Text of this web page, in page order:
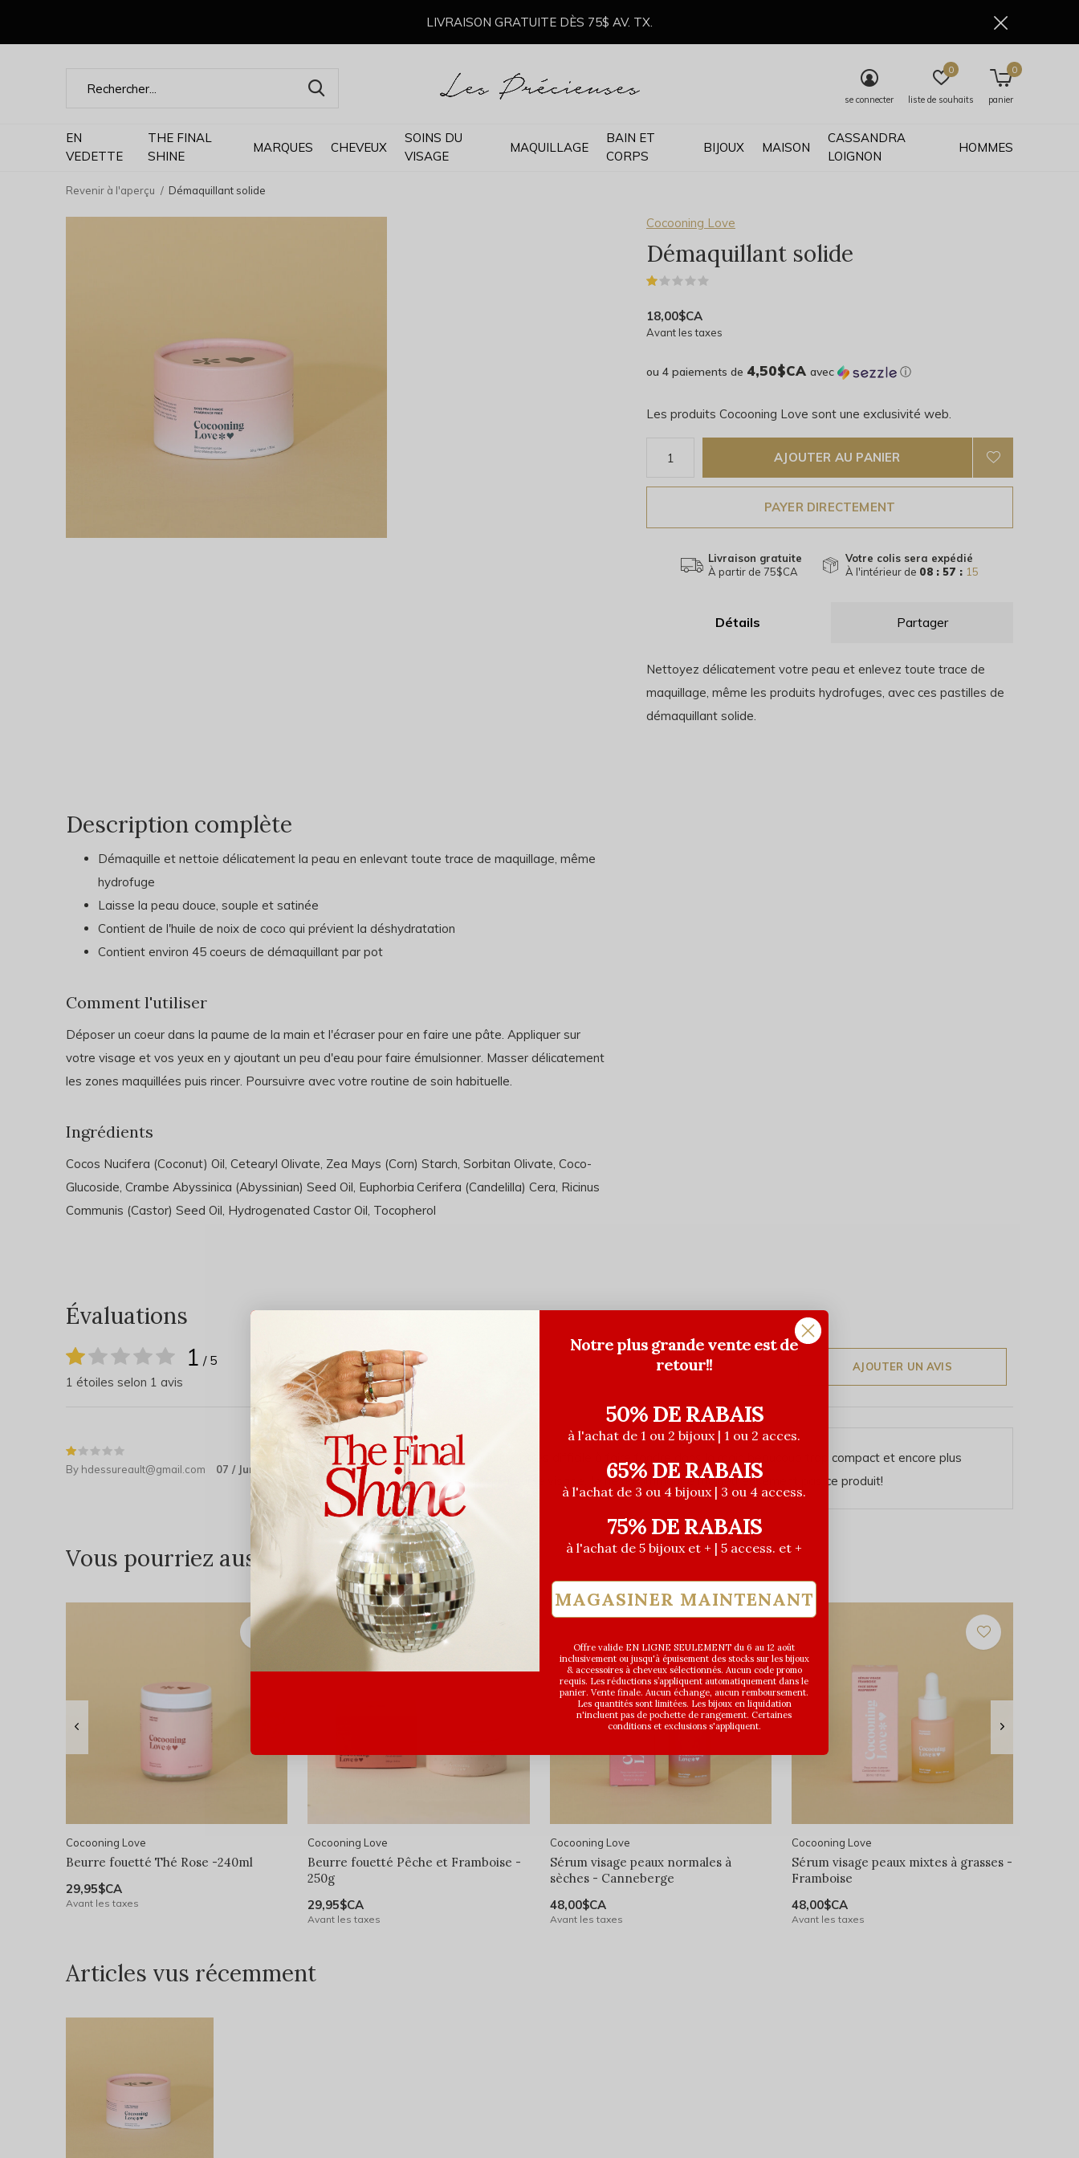
EN
VEDETTE
THE FINAL
SHINE
MARQUES CHEVEUX
SOINS DU
VISAGE
MAQUILLAGE
BAIN ET
CORPS
BIJOUX MAISON
CASSANDRA
LOIGNON
HOMMES
se connecter liste de souhaits
0
panier
0
LIVRAISON GRATUITE DÈS 75$ AV. TX.
Revenir à l'aperçu Démaquillant solide
Cocooning Love
Démaquillant solide
18,00$CA
Avant les taxes
ou 4 paiements de 4,50$CA avec ⓘ
Les produits Cocooning Love sont une exclusivité web.
AJOUTER AU PANIER
PAYER DIRECTEMENT
Livraison gratuite
À partir de 75$CA
Votre colis sera expédié
À l'intérieur de 08 : 57 : 14
Détails Partager
Nettoyez délicatement votre peau et enlevez toute trace de
maquillage, même les produits hydrofuges, avec ces pastilles de
démaquillant solide.
Description complète
Démaquille et nettoie délicatement la peau en enlevant toute trace de maquillage, même
hydrofuge
Laisse la peau douce, souple et satinée
Contient de l'huile de noix de coco qui prévient la déshydratation
Contient environ 45 coeurs de démaquillant par pot
Comment l'utiliser
Déposer un coeur dans la paume de la main et l'écraser pour en faire une pâte. Appliquer sur
votre visage et vos yeux en y ajoutant un peu d'eau pour faire émulsionner. Masser délicatement
les zones maquillées puis rincer. Poursuivre avec votre routine de soin habituelle.
Ingrédients
Cocos Nucifera (Coconut) Oil, Cetearyl Olivate, Zea Mays (Corn) Starch, Sorbitan Olivate, Coco-
Glucoside, Crambe Abyssinica (Abyssinian) Seed Oil, Euphorbia Cerifera (Candelilla) Cera, Ricinus
Communis (Castor) Seed Oil, Hydrogenated Castor Oil, Tocopherol
Évaluations
1 / 5
1 étoiles selon 1 avis
AJOUTER UN AVIS
By hdessureault@gmail.com 07 / Jun / 2023
Déçue du produit car très difficile à faire fondre dans la main beaucoup trop compact et encore plus
difficile à appliquer sur le visage. Je ne recommande malheureusement pas ce produit!
Vous pourriez aussi aimer...
Cocooning Love
Beurre fouetté Thé Rose -240ml
29,95$CA
Avant les taxes
Cocooning Love
Beurre fouetté Pêche et Framboise -
250g
29,95$CA
Avant les taxes
Cocooning Love
Sérum visage peaux normales à
sèches - Canneberge
48,00$CA
Avant les taxes
Cocooning Love
Sérum visage peaux mixtes à grasses -
Framboise
48,00$CA
Avant les taxes
Articles vus récemment
Notre plus grande vente est de
retour!!
50% DE RABAIS
à l'achat de 1 ou 2 bijoux | 1 ou 2 acces.
65% DE RABAIS
à l'achat de 3 ou 4 bijoux | 3 ou 4 access.
75% DE RABAIS
à l'achat de 5 bijoux et + | 5 access. et +
MAGASINER MAINTENANT
Offre valide EN LIGNE SEULEMENT du 6 au 12 août
inclusivement ou jusqu'à épuisement des stocks sur les bijoux
& accessoires à cheveux sélectionnés. Aucun code promo
requis. Les réductions s’appliquent automatiquement dans le
panier. Vente finale. Aucun échange, aucun remboursement.
Les quantités sont limitées. Les bijoux en liquidation
n'incluent pas de pochette de rangement. Certaines
conditions et exclusions s'appliquent.